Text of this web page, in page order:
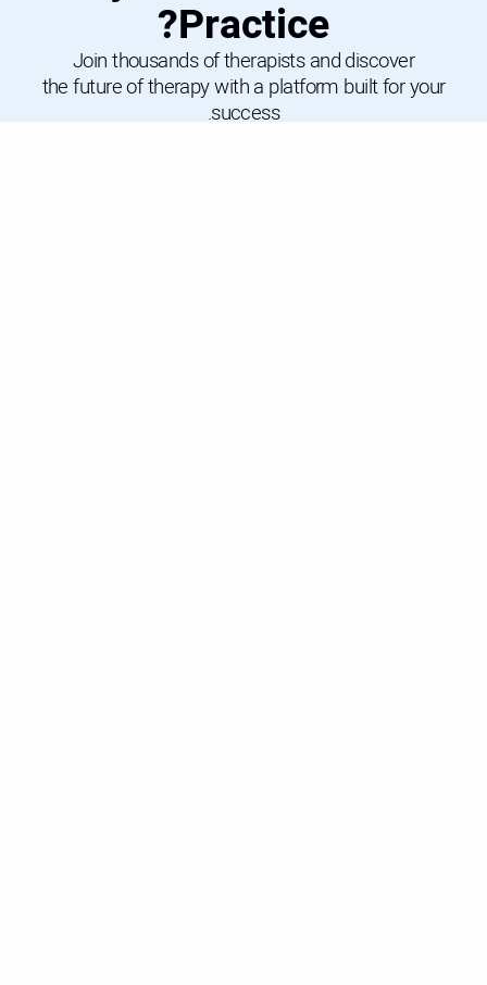
Practice?
Join thousands of therapists and discover
the future of therapy with a platform built for your
success.